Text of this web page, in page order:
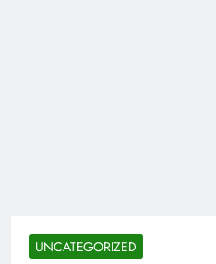
UNCATEGORIZED